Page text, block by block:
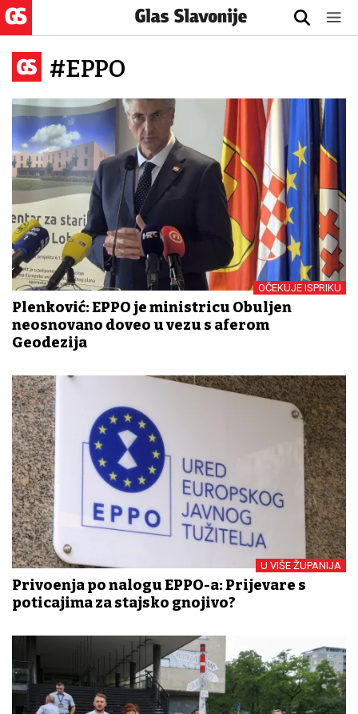
#EPPO
OČEKUJE ISPRIKU
Plenković: EPPO je ministricu Obuljen
neosnovano doveo u vezu s aferom
Geodezija
U VIŠE ŽUPANIJA
Privođenja po nalogu EPPO-a: Prijevare s
poticajima za stajsko gnojivo?